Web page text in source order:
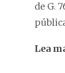
de G.
Lea